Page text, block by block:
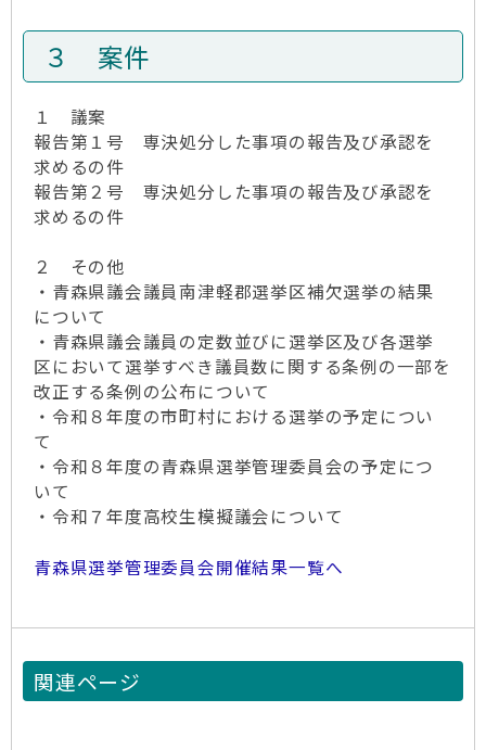
３ 案件
１ 議案
報告第１号 専決処分した事項の報告及び承認を
求めるの件
報告第２号 専決処分した事項の報告及び承認を
求めるの件
２ その他
・青森県議会議員南津軽郡選挙区補欠選挙の結果
について
・青森県議会議員の定数並びに選挙区及び各選挙
区において選挙すべき議員数に関する条例の一部を
改正する条例の公布について
・令和８年度の市町村における選挙の予定につい
て
・令和８年度の青森県選挙管理委員会の予定につ
いて
・令和７年度高校生模擬議会について
青森県選挙管理委員会開催結果一覧へ
関連ページ